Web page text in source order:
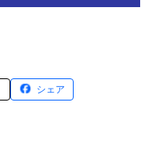
シェア